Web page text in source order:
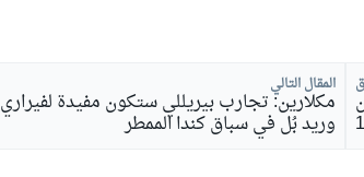
المقال التالي
مكلارين: تجارب بيريللي ستكون مفيدة لفيراري
وريد بُل في سباق كندا الممطر